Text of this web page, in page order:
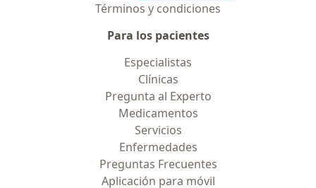
Términos y condiciones
Para los pacientes
Especialistas
Clínicas
Pregunta al Experto
Medicamentos
Servicios
Enfermedades
Preguntas Frecuentes
Aplicación para móvil